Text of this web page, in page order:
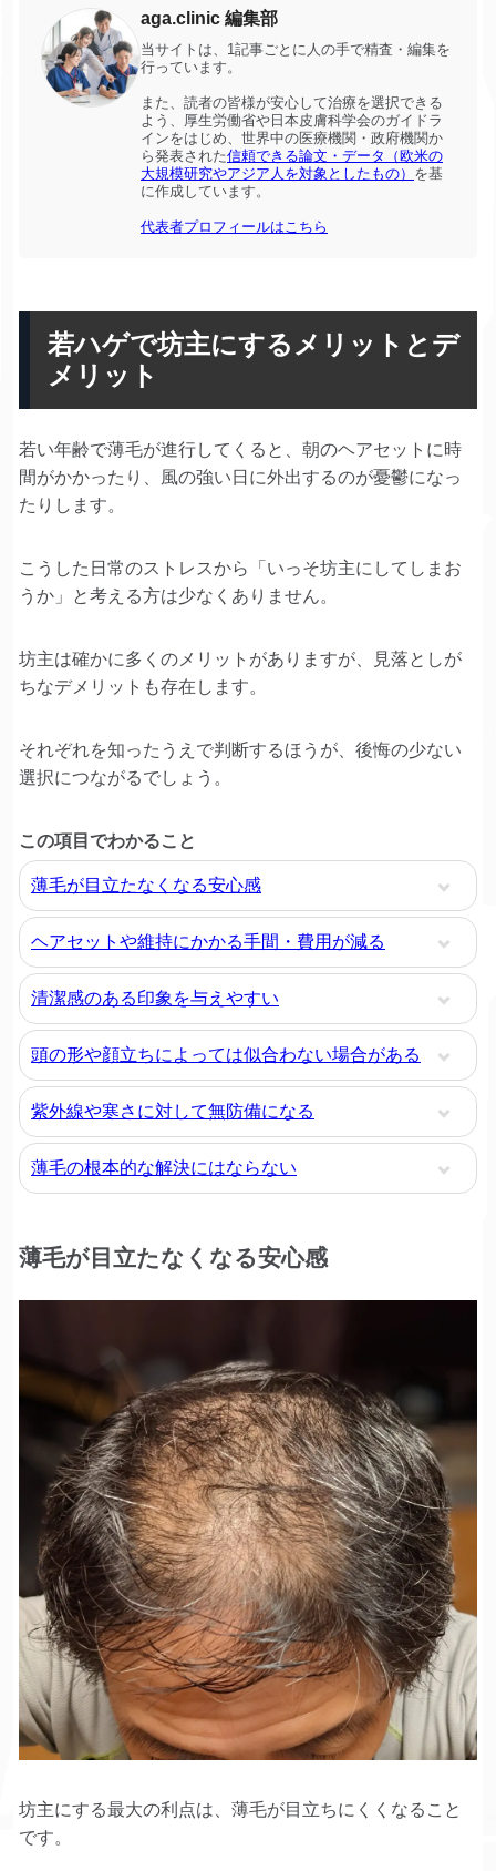
aga.clinic 編集部
当サイトは、1記事ごとに人の手で精査・編集を
行っています。
また、読者の皆様が安心して治療を選択できる
よう、厚生労働省や日本皮膚科学会のガイドラ
インをはじめ、世界中の医療機関・政府機関か
ら発表された信頼できる論文・データ（欧米の
大規模研究やアジア人を対象としたもの） を基
に作成しています。
代表者プロフィールはこちら
若ハゲで坊主にするメリットとデ
メリット
若い年齢で薄毛が進行してくると、朝のヘアセットに時
間がかかったり、風の強い日に外出するのが憂鬱になっ
たりします。
こうした日常のストレスから「いっそ坊主にしてしまお
うか」と考える方は少なくありません。
坊主は確かに多くのメリットがありますが、見落としが
ちなデメリットも存在します。
それぞれを知ったうえで判断するほうが、後悔の少ない
選択につながるでしょう。
この項目でわかること
薄毛が目立たなくなる安心感
ヘアセットや維持にかかる手間・費用が減る
清潔感のある印象を与えやすい
頭の形や顔立ちによっては似合わない場合がある
紫外線や寒さに対して無防備になる
薄毛の根本的な解決にはならない
薄毛が目立たなくなる安心感
坊主にする最大の利点は、薄毛が目立ちにくくなること
です。